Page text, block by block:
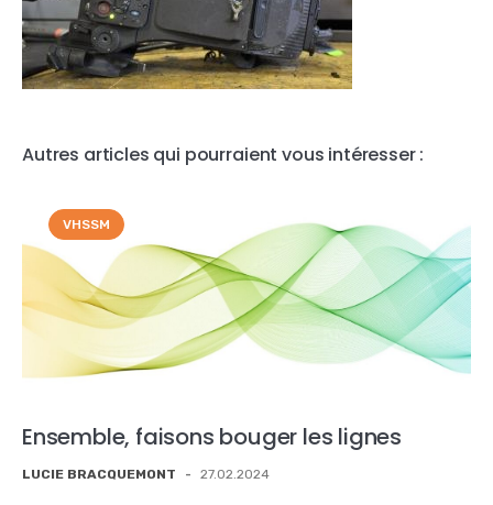
Autres articles qui pourraient vous intéresser :
VHSSM
Ensemble, faisons bouger les lignes
LUCIE BRACQUEMONT - 27.02.2024